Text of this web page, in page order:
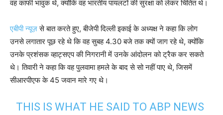
वह काफी भावुक थे, क्योंकि वह भारतीय पायलटों की सुरक्षा को लेकर चिंतित थे।
एबीपी न्यूज़से बात करते हुए, बीजेपी दिल्ली इकाई के अध्यक्ष ने कहा कि लोग
उनसे लगातार पूछ रहे थे कि वह सुबह 4.30 बजे तक क्यों जाग रहे थे, क्योंकि
उनके प्रशंसक व्हाट्सएप की निगरानी में उनके आंदोलन को ट्रैक कर सकते
थे। तिवारी ने कहा कि वह पुलवामा हमले के बाद से सो नहीं पाए थे, जिसमें
सीआरपीएफ के 45 जवान मारे गए थे।
THIS IS WHAT HE SAID TO ABP NEWS